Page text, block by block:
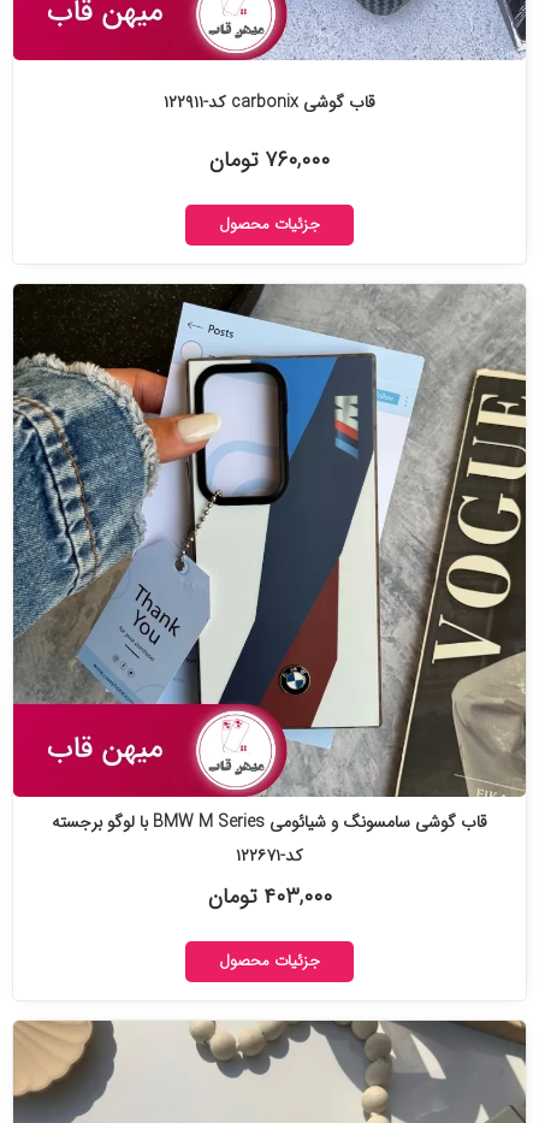
قاب گوشی carbonix کد-۱۲۲۹۱۱
۷۶۰,۰۰۰ تومان
جزئیات محصول
قاب گوشی سامسونگ و شیائومی BMW M Series با لوگو برجسته
کد-۱۲۲۶۷۱
۴۰۳,۰۰۰ تومان
جزئیات محصول